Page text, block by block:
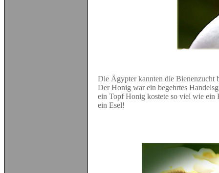
Die Ägypter kannten die Bienenzucht
Der Honig war ein begehrtes
ein Topf Honig kostete so viel wie ein
ein Esel!